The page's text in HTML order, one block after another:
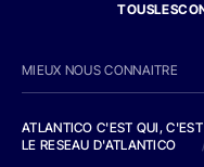
MIEUX NOUS CONNAITRE
ATLANTICO C'EST QUI,
LE RESEAU D'ATLANTICO